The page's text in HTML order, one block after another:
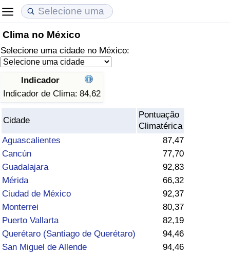
Clima no México
Selecione uma cidade no México:
Indicador
Indicador de Clima: 84,62
Cidade
Pontuação
Climatérica
Aguascalientes
87,47
Cancún
77,70
Guadalajara
92,83
Mérida
66,32
Ciudad de México
92,37
Monterrei
80,37
Puerto Vallarta
82,19
Querétaro (Santiago de Querétaro)
94,46
San Miguel de Allende
94,46
Custo de Vida
Indicador de Custo de Vida (Atual)
Indicador de Custo de Vida
Indicador de Custo de Vida Por País
em Aqaba
Preços de Imóveis
Indicador de Preços de Imóveis (Atual)
Indicador de Preços de Imóveis
Indicador de Preços de Imóveis por País
Qualidade de Vida
Indicador de Qualidade de Vida
Indicador de Qualidade de Vida (Atual)
Índice de qualidade de vida por país
Crime
Taxa do Indicador de Crime (Atual)
Indicador de Crime
Índice de criminalidade por país
Saúde